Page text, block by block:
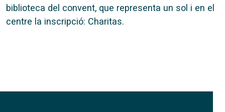
biblioteca del convent, que representa un sol i en el
centre la inscripció: Charitas.